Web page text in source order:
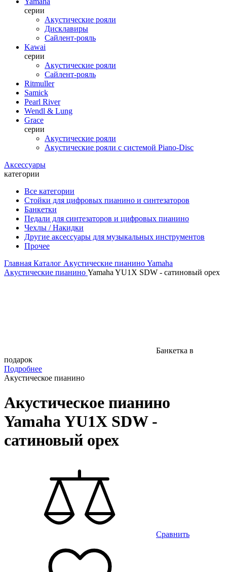
серии
Акустические рояли
Дисклавиры
Сайлент-рояль
Kawai
серии
Акустические рояли
Сайлент-рояль
Ritmuller
Samick
Pearl River
Wendl & Lung
Grace
серии
Акустические рояли
Акустические рояли с системой Piano-Disc
Аксессуары
категории
Все категории
Стойки для цифровых пианино и синтезаторов
Банкетки
Педали для синтезаторов и цифровых пианино
Чехлы / Накидки
Другие аксессуары для музыкальных инструментов
Прочее
Главная Каталог Акустические пианино Yamaha
Акустические пианино Yamaha YU1X SDW - сатиновый орех
Банкетка в
подарок
Подробнее
Акустическое пианино
Акустическое пианино
Yamaha YU1X SDW -
сатиновый орех
Сравнить